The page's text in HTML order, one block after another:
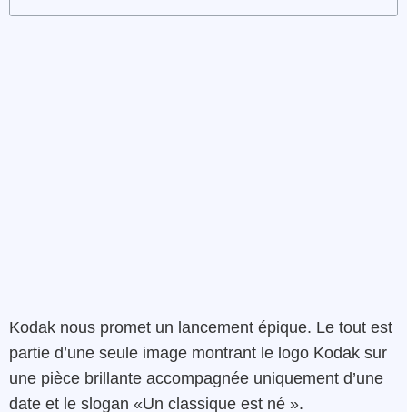
Kodak nous promet un lancement épique. Le tout est
partie d’une seule image montrant le logo Kodak sur
une pièce brillante accompagnée uniquement d’une
date et le slogan «Un classique est né ».